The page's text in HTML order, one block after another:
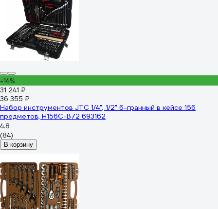
-14%
31 241 ₽
36 355 ₽
Набор инструментов JTC 1/4", 1/2" 6-гранный в кейсе 156
предметов, H156C-B72 693162
4.8
(84)
В корзину